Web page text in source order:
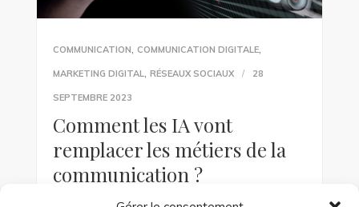
COMMUNICATION COMMUNICATION DIGITALE,
MARKETING DIGITAL RÉSEAUX SOCIAUX 28
SEPTEMBRE 2023
Comment les IA vont
remplacer les métiers de la
communication ?